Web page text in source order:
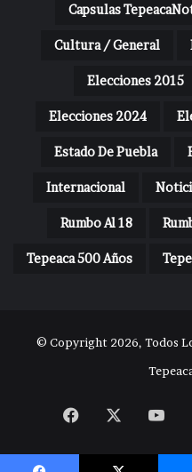
Capsulas
Cultura / General
Elecciones 2015
Elecciones 2024
Estado De Puebla
Internacional
Rumbo Al 18
Tepeaca 500 Años
© Copyright 2026, Todos
Facebook